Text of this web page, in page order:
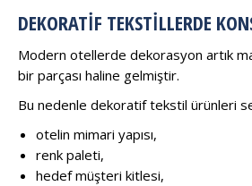
DEKORATIF TEKSTILLERDE
Modern otellerde dekorasyon artık
bir parçası haline gelmiştir.
Bu nedenle dekoratif tekstil ürünleri
otelin mimari yapısı,
renk paleti,
hedef müşteri kitlesi,